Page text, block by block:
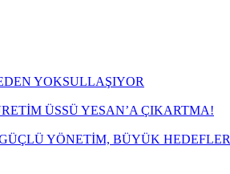
YOKSULLAŞIYOR
ÜSSÜ YESAN’A ÇIKARTMA!
YÖNETİM, BÜYÜK HEDEFLER